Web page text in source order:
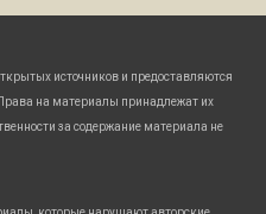
источников и предоставляются
на материалы принадлежат их
за содержание материала не